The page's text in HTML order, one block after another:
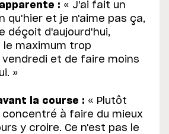
: « J'ai fait un
qu'hier et je n'aime pas ça,
déçoit d'aujourd'hui,
maximum trop
et de faire moins
»
la course : « Plutôt
à faire du mieux
y croire. Ce n'est pas le